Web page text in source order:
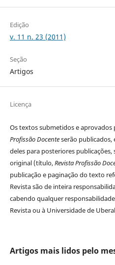
Edição
v. 11 n. 23 (2011)
Seção
Artigos
Licença
Os textos submetidos e aprovados
Profissão Docenteserão publicados,
deles para posteriores
original (título,Revista Profissão
publicação e paginação do texto
Revista são de inteira
cabendo qualquer
Revista ou à Universidade de
Artigos mais lidos pelo